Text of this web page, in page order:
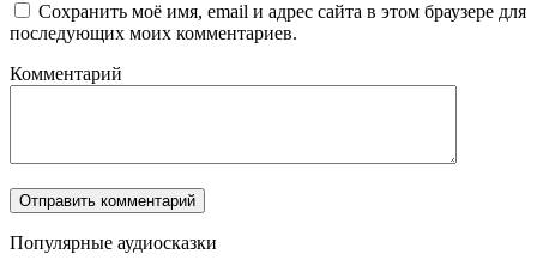
Сохранить моё имя, email и адрес сайта в этом браузере для
последующих моих комментариев.
Комментарий
Популярные аудиосказки